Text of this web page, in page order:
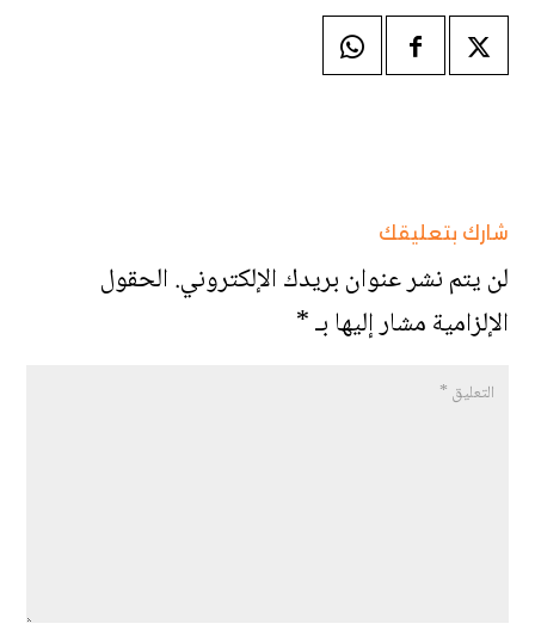
شارك بتعليقك
لن يتم نشر عنوان بريدك الإلكتروني.الحقول
الإلزامية مشار إليها بـ*